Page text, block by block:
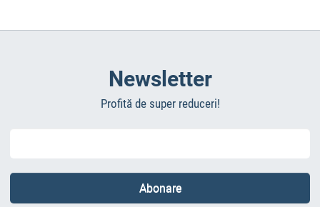
Newsletter
Profită de super reduceri!